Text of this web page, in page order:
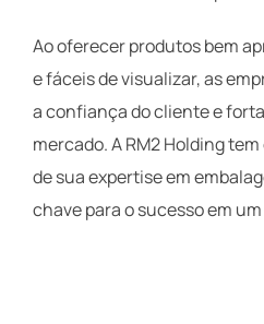
Ao oferecer produtos bem
e fáceis de visualizar, as
a confiança do cliente e
mercado. A RM2 Holding
de sua expertise em
chave para o sucesso em